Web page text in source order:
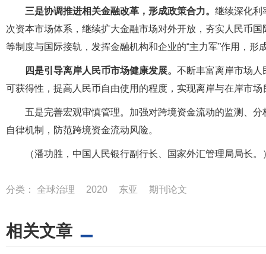
三是协调推进相关金融改革，形成政策合力。 继续深化利
次资本市场体系，继续扩大金融市场对外开放，夯实人民币
等制度与国际接轨，发挥金融机构和企业的“主力军”作用，形
四是引导离岸人民币市场健康发展。 不断丰富离岸市场人
可获得性，提高人民币自由使用的程度，实现离岸与在岸市
五是完善宏观审慎管理。加强对跨境资金流动的监测、
自律机制，防范跨境资金流动风险。
（潘功胜，中国人民银行副行长、国家外汇管理局局长。
分类： 全球治理 2020 东亚 期刊论文
相关文章